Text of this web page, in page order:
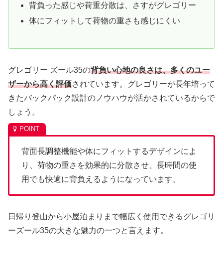
背負った感じや荷重分散は、さすがグレゴリー
体にフィットして荷物の重さも感じにくい
グレゴリー ズール35の背負い心地の良さは、多くのユー
ザーから高く評価されています。グレゴリーが長年培って
きたバックパック設計のノウハウが活かされているからで
しょう。
背面長調整機能や体にフィットするデザインによ
り、荷物の重さを効果的に分散させ、長時間の使
用でも快適に背負えるようになっています。
日帰り登山から小屋泊まりまで幅広く使用できるグレゴリ
ーズール35の大きな魅力の一つと言えます。